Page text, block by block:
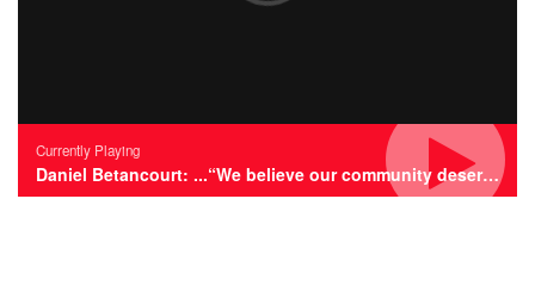
Currently Playing
Daniel Betancourt: ...“We believe our community deserves the best”...